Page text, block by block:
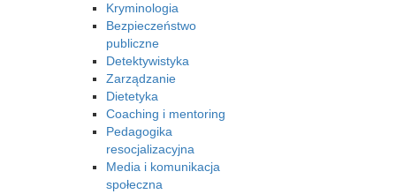
Kryminologia
Bezpieczeństwo
publiczne
Detektywistyka
Zarządzanie
Dietetyka
Coaching i mentoring
Pedagogika
resocjalizacyjna
Media i komunikacja
społeczna